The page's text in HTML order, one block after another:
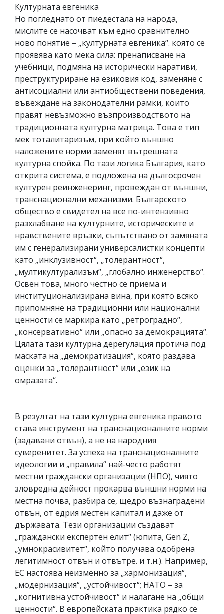
Културната евгеника
Но погледнато от пиедестала на народа,
мислите се насочват към едно сравнително
ново понятие – „културната евгеника“. която се
проявява като мека сила: пренаписване на
учебници, подмяна на исторически наративи,
преструктуриране на езиковия код, заменяне с
антисоциални или антиобществени поведения,
въвеждане на законодателни рамки, които
правят невъзможно възпроизводството на
традиционната културна матрица. Това е тип
мек тоталитаризъм, при който външно
наложените норми заменят вътрешната
културна спойка. По тази логика България, като
открита система, е подложена на дългосрочен
културен реинженеринг, провеждан от външни,
транснационални механизми. Българското
общество е свидетел на все по-интензивно
разхлабване на културните, историческите и
нравствените връзки, съпътствано от замяната
им с генерализирани универсалистки концепти
като „инклузивност“, „толерантност“,
„мултикултурализъм“, „глобално инженерство“.
Освен това, много честно се приема и
институционализирана вина, при която всяко
припомняне на традиционни или национални
ценности се маркира като „ретроградно“,
„консервативно“ или „опасно за демокрацията“.
Цялата тази културна дерегулация протича под
маската на „демократизация“, която раздава
оценки за „толерантност“ или „език на
омразата“.
В резултат на тази културна евгеника правото
става инструмент на транснационалните норми
(задавани отвън), а не на народния
суверенитет. За успеха на транснационалните
идеологии и „правила“ най-често работят
местни граждански организации (НПО), чиято
зловредна дейност прокарва външни норми на
местна почва, разбира се, щедро възнаградени
отвън, от едрия местен капитал и даже от
държавата. Тези организации създават
„граждански експертен елит“ (юпита, Gen Z,
„умнокрасивитет“, който получава одобрена
легитимност отвън и отвътре. и т.н.). Например,
ЕС настоява неизменно за „хармонизация“,
„модернизация“, „устойчивост“; НАТО – за
„когнитивна устойчивост“ и налагане на „общи
ценности“. В европейската практика рядко се